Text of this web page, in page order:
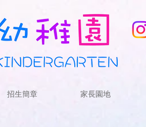
招生簡章 家長園地